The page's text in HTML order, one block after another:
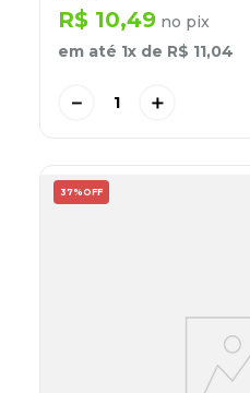
R$ 10,49 no pix
em até 1x de R$ 11,04
＋
－
37% OFF